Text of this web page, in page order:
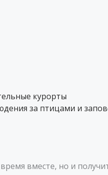
курорты
за птицами и
вместе, но и